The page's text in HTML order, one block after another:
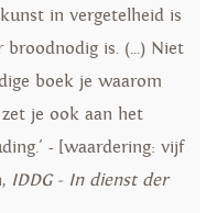
in vergetelheid is
is. (...) Niet
boek je waarom
je ook aan het
- [waardering: vijf
IDDG - In dienst der